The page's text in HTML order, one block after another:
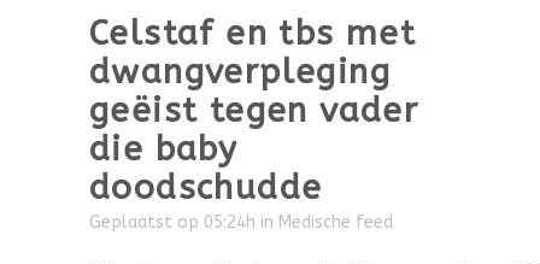
Celstaf en tbs met
dwangverpleging
geëist tegen vader
die baby
doodschudde
Geplaatst op 05:24h in Medische feed